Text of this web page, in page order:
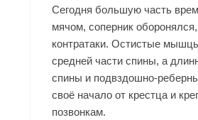
Сегодня большую часть
мячом, соперник
контратаки. Остистые
средней части спины, а
спины и подвздошно-
своё начало от крестца и
позвонкам.